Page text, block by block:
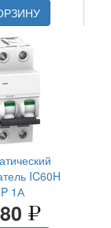
IC60H
1А